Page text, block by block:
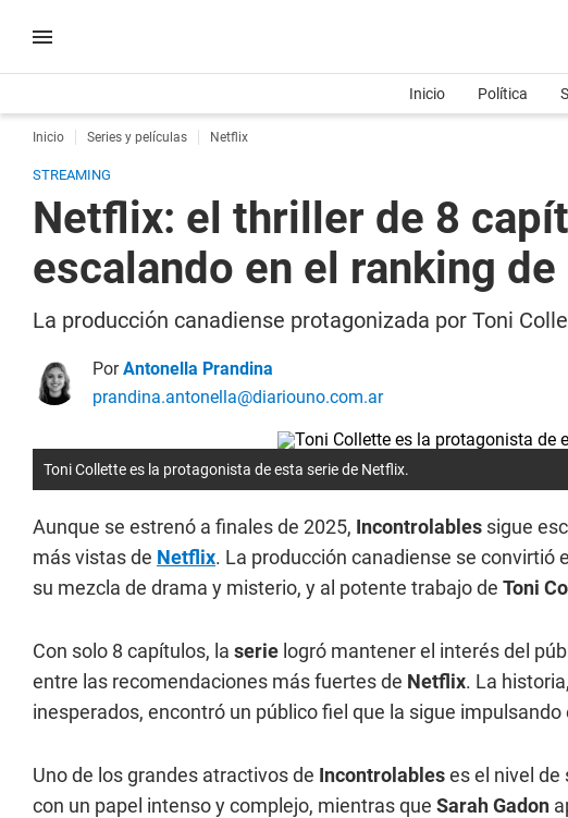
Inicio Política
Inicio Series y películas Netflix
STREAMING
Netflix: el thriller de 8
escalando en el ranking
La producción canadiense protagonizada por Toni
PorAntonella Prandina
prandina.antonella@diariouno.com.ar
Toni Collette es la protagonista de esta serie de Netflix.
Aunque se estrenó a finales de 2025, Incontrolables sigue
más vistas de Netflix. La producción canadiense se convirtió
su mezcla de drama y misterio, y al potente trabajo de Toni
Con solo 8 capítulos, la serie logró mantener el interés del
entre las recomendaciones más fuertes de Netflix. La
inesperados, encontró un público fiel que la sigue
Uno de los grandes atractivos de Incontrolableses el nivel de
con un papel intenso y complejo, mientras que Sarah Gadon